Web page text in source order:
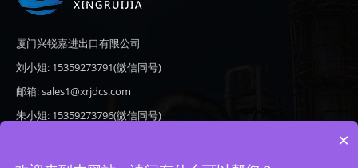
厦门兴锐嘉进出口有限公司
刘小姐: 15359273791(微信同号)
邮箱: sales1@xrjdcs.com
朱小姐: 15359273796(微信同号)
地址: 厦门市翔安区新澳路510号海峡现代城A座6楼609
×